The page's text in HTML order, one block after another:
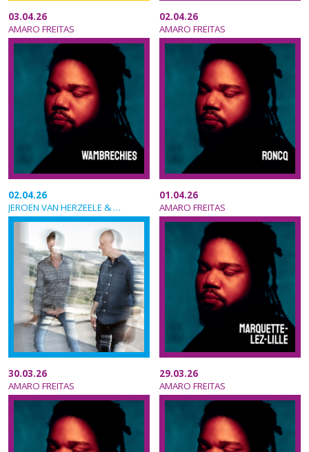
03.04.26
AMARO FREITAS
02.04.26
AMARO FREITAS
02.04.26
JEROEN VAN HERZEELE & STEPHANE GALLAND DUO
01.04.26
AMARO FREITAS
30.03.26
AMARO FREITAS
29.03.26
AMARO FREITAS